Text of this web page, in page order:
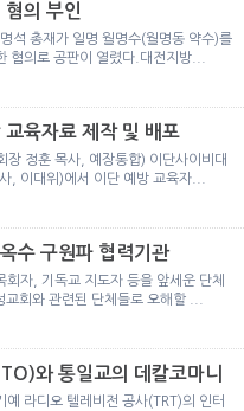
혐의 부인
석 총재가 일명 월명수(월명동 약수)를
혐의로 공판이 열렸다.대전지방...
육자료 제작 및 배포
장 정훈 목사, 예장통합) 이단사이비대
, 이대위)에서 이단 예방 교육자...
수 구원파 협력기관
회자, 기독교 지도자 등을 앞세운 단체
회와 관련된 단체들로 오해할 ...
와 통일교의 데칼코마니
예 라디오 텔레비전 공사(TRT)의 인터